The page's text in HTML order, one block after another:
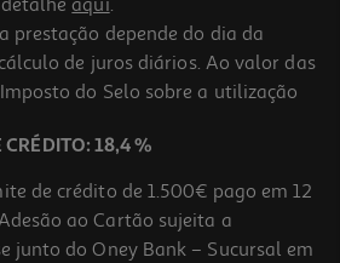
8 - A Maria João Não Contém A Emoção
prestação depende do dia da
de juros diários. Ao valor das
do Selo sobre a utilização
CRÉDITO: 18,4 %
de crédito de 1.500€ pago em 12
ao Cartão sujeita a
junto do Oney Bank – Sucursal em